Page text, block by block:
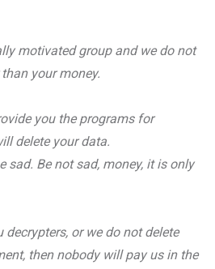
motivated group and we do not
your money.
you the programs for
delete your data.
sad. Be not sad, money, it is only
decrypters, or we do not delete
then nobody will pay us in the